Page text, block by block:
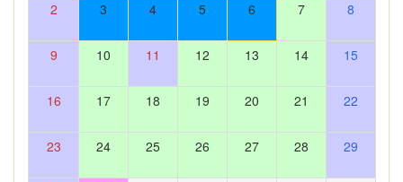
2 3 4 5 6 7 8
9 10 11 12 13 14 15
16 17 18 19 20 21 22
23 24 25 26 27 28 29